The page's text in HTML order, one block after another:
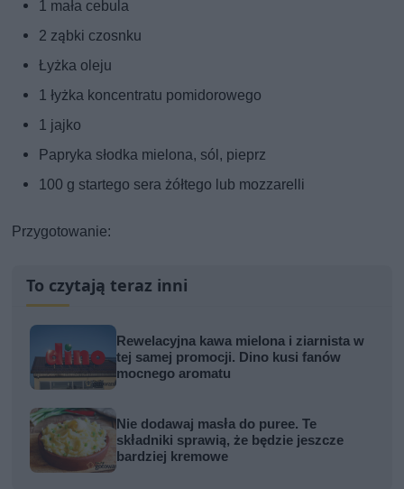
1 mała cebula
2 ząbki czosnku
Łyżka oleju
1 łyżka koncentratu pomidorowego
1 jajko
Papryka słodka mielona, sól, pieprz
100 g startego sera żółtego lub mozzarelli
Przygotowanie:
To czytają teraz inni
Rewelacyjna kawa mielona i ziarnista w
tej samej promocji. Dino kusi fanów
mocnego aromatu
Nie dodawaj masła do puree. Te
składniki sprawią, że będzie jeszcze
bardziej kremowe